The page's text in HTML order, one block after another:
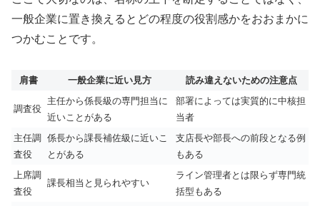
一般企業に置き換えるとどの程度の役割感かをおおまかに
つかむことです。
肩書 一般企業に近い見方 読み違えないための注意点
調査役
主任から係長級の専門担当に
近いことがある
部署によっては実質的に中核担
当者
主任調
査役
係長から課長補佐級に近いこ
とがある
支店長や部長への前段となる例
もある
上席調
査役
課長相当と見られやすい
ライン管理者とは限らず専門統
括型もある